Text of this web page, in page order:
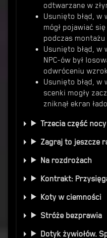
odtwarzane w
Usunięto błąd, w
mógł pojawiać
podczas montażu
Usunięto błąd, w
NPC-ów był
odwróceniu
Usunięto błąd, w
scenki mogły
zniknął ekran
Trzecia część nocy
Zagraj to jeszcze
Na rozdrożach
Kontrakt:
Koty w ciemności
Stróże bezprawia
Dotyk żywiołów.